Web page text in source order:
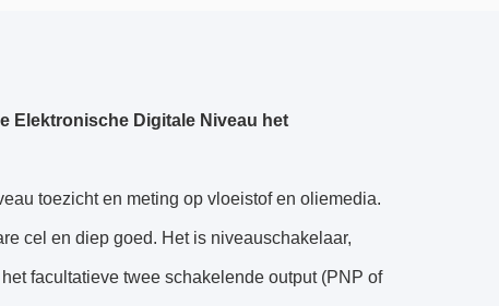
Elektronische Digitale Niveau het
toezicht en meting op vloeistof en oliemedia.
cel en diep goed. Het is niveauschakelaar,
facultatieve twee schakelende output (PNP of